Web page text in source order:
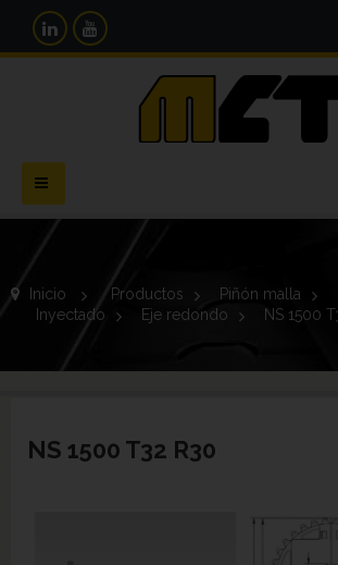
Navegación
Toggle
Inicio > Productos > Piñón malla >
Inyectado > Eje redondo > NS 1500
NS 1500 T32 R30